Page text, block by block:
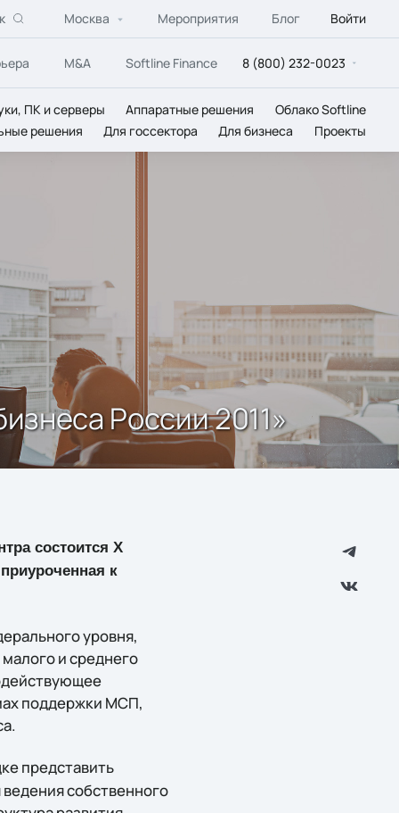
Москва Мероприятия Блог Войти
M&A Softline Finance 8 (800) 232-0023
ПК и серверы Аппаратные решения
Облако Softline
решения Для госсектора Для бизнеса Проекты
России 2011»
состоится Х
к
уровня,
и среднего
поддержки МСП,
представить
собственного